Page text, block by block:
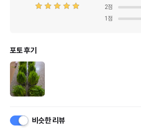
2점
1 점
포토 후기
비슷한 리뷰